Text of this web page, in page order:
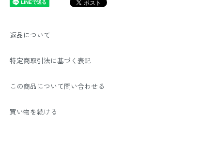
返品について
特定商取引法に基づく表記
この商品について問い合わせる
買い物を続ける